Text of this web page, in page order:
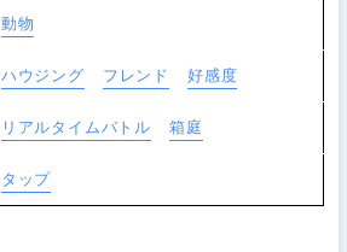
動物
ハウジング フレンド 好感度
リアルタイムバトル 箱庭
タップ